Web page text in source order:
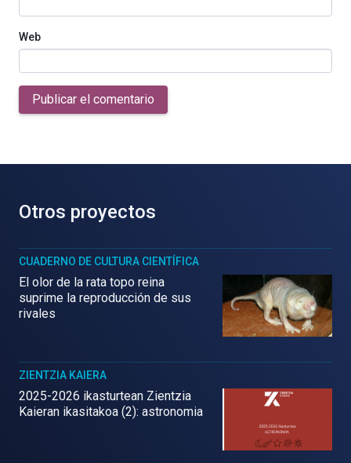
Web
Publicar el comentario
Otros proyectos
CUADERNO DE CULTURA CIENTÍFICA
El olor de la rata topo reina
suprime la reproducción de sus
rivales
ZIENTZIA KAIERA
2025-2026 ikasturtean Zientzia
Kaieran ikasitakoa (2): astronomia